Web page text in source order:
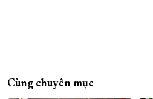
Cùng chuyên mục